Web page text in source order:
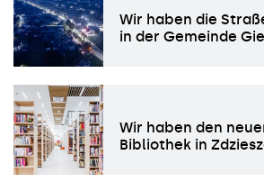
Wir haben die
in der Gemeinde
Wir haben den
Bibliothek in